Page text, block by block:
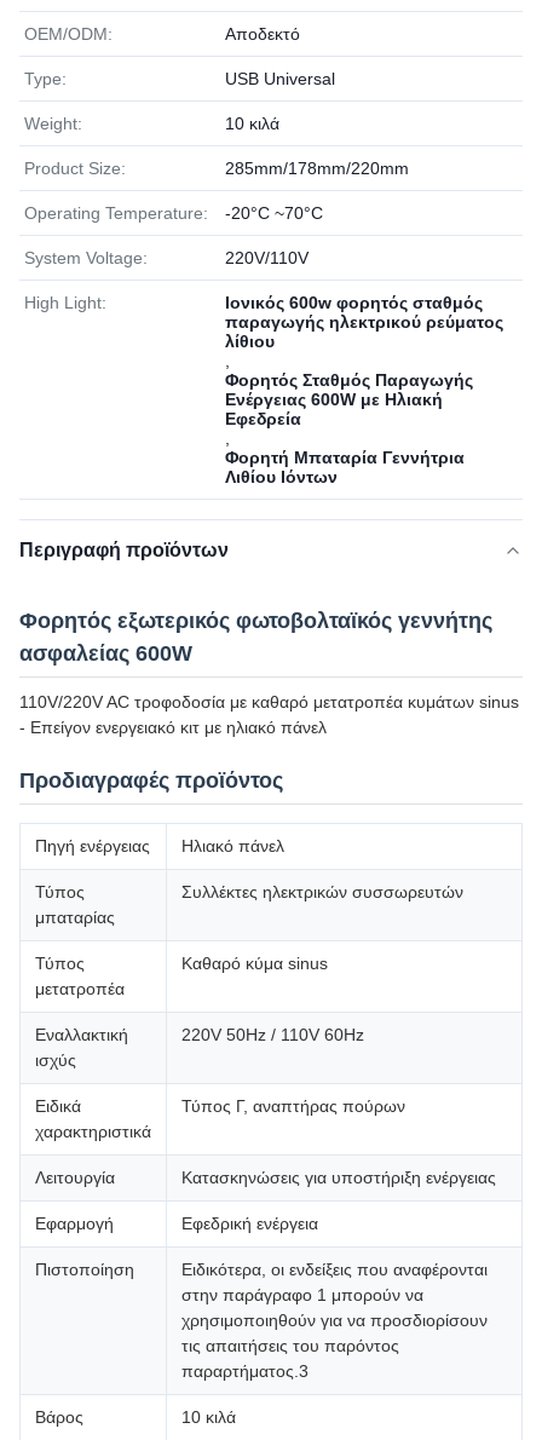
OEM/ODM: Αποδεκτό
Type: USB Universal
Weight: 10 κιλά
Product Size: 285mm/178mm/220mm
Operating Temperature: -20°C ~70°C
System Voltage: 220V/110V
High Light:
Ιονικός 600w φορητός σταθμός
παραγωγής ηλεκτρικού ρεύματος
λίθιου
Φορητός Σταθμός Παραγωγής
Ενέργειας 600W με Ηλιακή
Εφεδρεία
Φορητή Μπαταρία Γεννήτρια
Λιθίου Ιόντων
Περιγραφή προϊόντων
Φορητός εξωτερικός φωτοβολταϊκός γεννήτης
ασφαλείας 600W
110V/220V AC τροφοδοσία με καθαρό μετατροπέα κυμάτων sinus
- Επείγον ενεργειακό κιτ με ηλιακό πάνελ
Προδιαγραφές προϊόντος
Πηγή ενέργειας Ηλιακό πάνελ
Τύπος
μπαταρίας
Συλλέκτες ηλεκτρικών συσσωρευτών
Τύπος
μετατροπέα
Καθαρό κύμα sinus
Εναλλακτική
ισχύς
220V 50Hz / 110V 60Hz
Ειδικά
χαρακτηριστικά
Τύπος Γ, αναπτήρας πούρων
Λειτουργία Κατασκηνώσεις για υποστήριξη ενέργειας
Εφαρμογή Εφεδρική ενέργεια
Πιστοποίηση
Ειδικότερα, οι ενδείξεις που αναφέρονται
στην παράγραφο 1 μπορούν να
χρησιμοποιηθούν για να προσδιορίσουν
τις απαιτήσεις του παρόντος
παραρτήματος.3
Βάρος 10 κιλά